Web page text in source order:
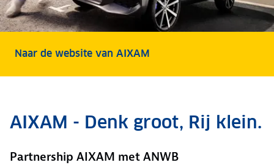
Naar de website van AIXAM
AIXAM - Denk groot, Rij klein.
Partnership AIXAM met ANWB